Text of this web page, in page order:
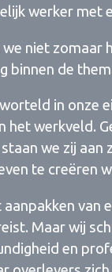
werker met
niet zomaar
binnen de
in onze
het werkveld.
we zij
te creëren
van
Maar wij
en